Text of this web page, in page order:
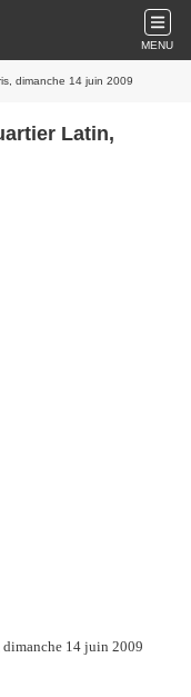
MENU
dimanche 14 juin 2009
Latin,
dimanche 14 juin 2009